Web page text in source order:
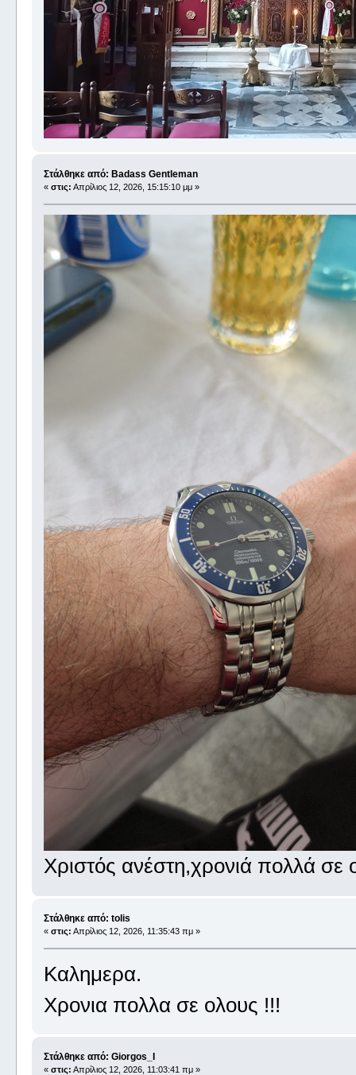
Στάλθηκε από: Badass Gentleman
« στις: Απρίλιος 12, 2026, 15:15:10 μμ »
Χριστός ανέστη,χρονιά πολλά σε
Στάλθηκε από: tolis
« στις: Απρίλιος 12, 2026, 11:35:43 πμ »
Καλημερα.
Χρονια πολλα σε ολους !!!
Στάλθηκε από: Giorgos_I
« στις: Απρίλιος 12, 2026, 11:03:41 πμ »